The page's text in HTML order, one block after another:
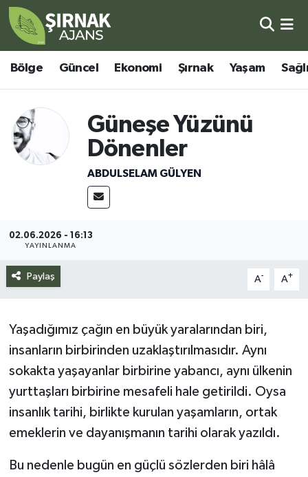
Bölge Güncel Ekonomi Şırnak Yaşam
Güneşe Yüzünü
Dönenler
ABDULSELAM GÜLYEN
02.06.2026 - 16:13
YAYINLANMA
Paylaş A- A+
Yaşadığımız çağın en büyük yaralarından biri,
insanların birbirinden uzaklaştırılmasıdır. Aynı
sokakta yaşayanlar birbirine yabancı, aynı ülkenin
yurttaşları birbirine mesafeli hale getirildi. Oysa
insanlık tarihi, birlikte kurulan yaşamların, ortak
emeklerin ve dayanışmanın tarihi olarak yazıldı.
Bu nedenle bugün en güçlü sözlerden biri hâlâ
Bölge
Güncel
Ekonomi
Şırnak
Siyaset
Spor
Yazarlar
Şırnak Nöbetçi Eczaneler
Şırnak Hava Durumu
Şirnak Namaz Vakitleri
Şırnak Trafik Yoğunluk Haritası
Süper Lig Puan Durumu ve Fikstür